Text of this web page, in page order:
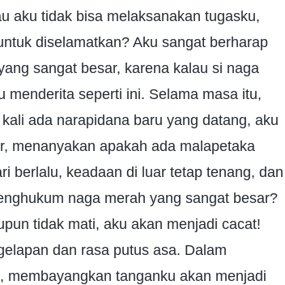
aku tidak bisa melaksanakan tugasku,
diselamatkan? Aku sangat berharap
sangat besar, karena kalau si naga
menderita seperti ini. Selama masa itu,
ada narapidana baru yang datang, aku
menanyakan apakah ada malapetaka
berlalu, keadaan di luar tetap tenang, dan
naga merah yang sangat besar?
tidak mati, aku akan menjadi cacat!
dan rasa putus asa. Dalam
membayangkan tanganku akan menjadi